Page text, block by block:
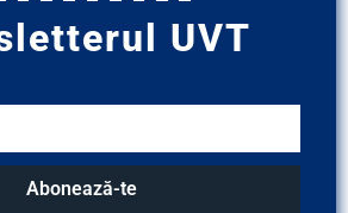
UVT
Abonează-te